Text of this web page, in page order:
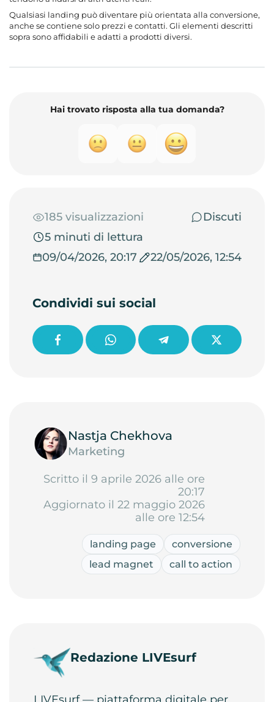
Qualsiasi landing può diventare più orientata alla conversione,
anche se contiene solo prezzi e contatti. Gli elementi descritti
sopra sono affidabili e adatti a prodotti diversi.
Hai trovato risposta alla tua domanda?
185 visualizzazioni
Discuti
5 minuti di lettura
09/04/2026, 20:17
22/05/2026, 12:54
Condividi sui social
Nastja Chekhova
Marketing
Scritto il 9 aprile 2026 alle ore
20:17
Aggiornato il 22 maggio 2026
alle ore 12:54
landing page
conversione
lead magnet
call to action
Redazione LIVEsurf